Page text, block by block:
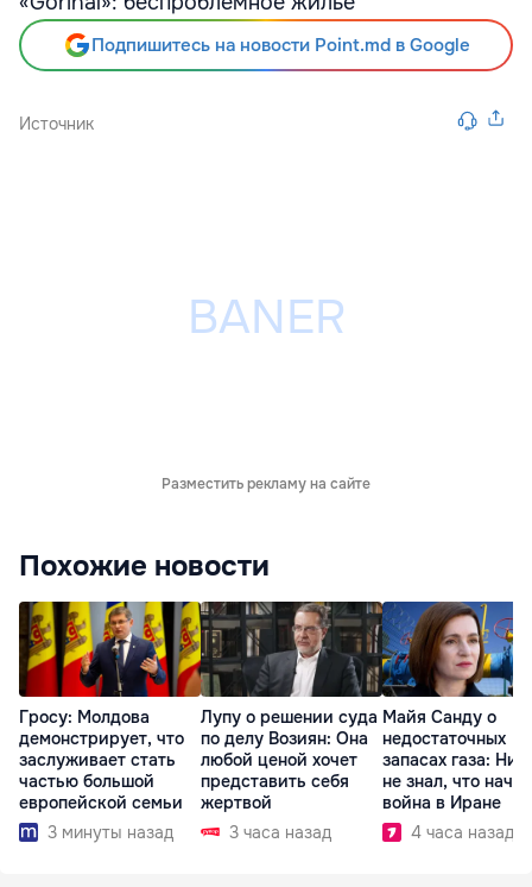
Подпишитесь на новости Point.md в Google
Источник
Разместить рекламу на сайте
Похожие новости
Гросу: Молдова
демонстрирует, что
заслуживает стать
частью большой
европейской семьи
3 минуты назад
Лупу о решении суда
по делу Возиян: Она
любой ценой хочет
представить себя
жертвой
3 часа назад
Майя Санду о
недостаточных
запасах газа:
не знал, что
война в Иране
4 часа назад